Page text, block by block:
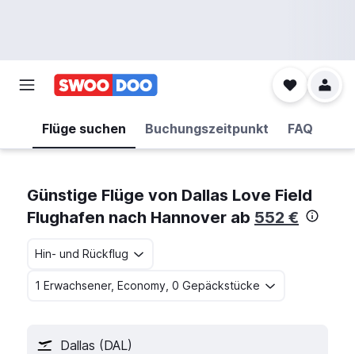
Flüge suchen Buchungszeitpunkt FAQ
Günstige Flüge von Dallas Love Field
Flughafen nach Hannover ab 552 €
Hin- und Rückflug
1 Erwachsener, Economy, 0 Gepäckstücke
Dallas (DAL)